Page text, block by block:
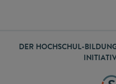
DER HOCHSCHUL-